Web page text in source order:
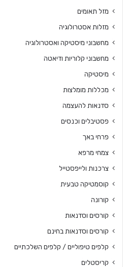
מזל תאומים
מזלות אסטרולוגיה
מחשבוני מיסטיקה ואסטרולוגיה
מחשבוני קלוריות ודיאטה
מיסטיקה
מכללות מומלצות
סדנאות להעצמה
פסטיבלים וכנסים
פרחי באך
צמחי מרפא
צרכנות ולייפסטייל
קוסמטיקה טבעית
קורונה
קורסים וסדנאות
קורסים וסדנאות בחינם
קלפים טיפוליים / קלפים השלכתיים
קריסטלים